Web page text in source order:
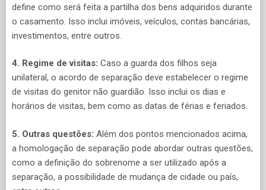
define como será feita a partilha dos bens adquiridos durante
o casamento. Isso inclui imóveis, veículos, contas bancárias,
investimentos, entre outros.
4. Regime de visitas: Caso a guarda dos filhos seja
unilateral, o acordo de separação deve estabelecer o regime
de visitas do genitor não guardião. Isso inclui os dias e
horários de visitas, bem como as datas de férias e feriados.
5. Outras questões: Além dos pontos mencionados acima,
a homologação de separação pode abordar outras questões,
como a definição do sobrenome a ser utilizado após a
separação, a possibilidade de mudança de cidade ou país,